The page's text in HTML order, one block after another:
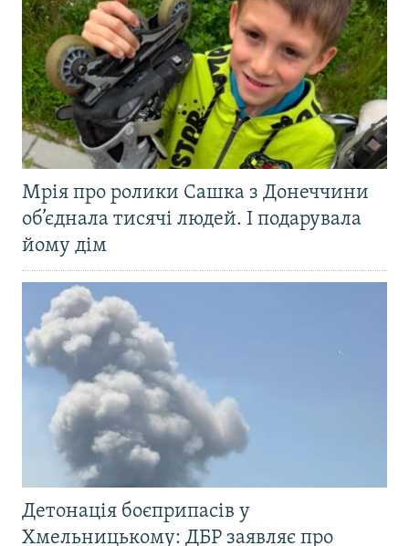
Мрія про ролики Сашка з Донеччини
об’єднала тисячі людей. І подарувала
йому дім
Детонація боєприпасів у
Хмельницькому: ДБР заявляє про